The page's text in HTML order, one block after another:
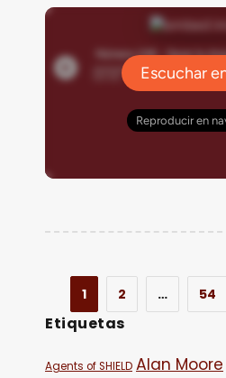
1 2 … 54
Etiquetas
Agents of SHIELD Alan Moore